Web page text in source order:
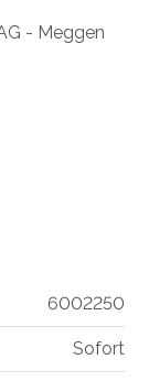
- Meggen
6002250
Sofort